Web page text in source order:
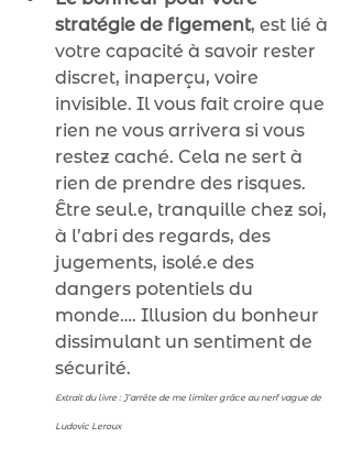
stratégie de figement, est lié à
votre capacité à savoir rester
discret, inaperçu, voire
invisible. Il vous fait croire que
rien ne vous arrivera si vous
restez caché. Cela ne sert à
rien de prendre des risques.
Être seul.e, tranquille chez soi,
à l’abri des regards, des
jugements, isolé.e des
dangers potentiels du
monde…. Illusion du bonheur
dissimulant un sentiment de
sécurité.
Extrait du livre : J’arrête de me limiter grâce au nerf vague de
Ludovic Leroux